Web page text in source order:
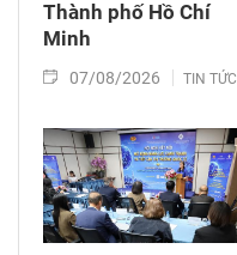
Thành phố Hồ Chí
Minh
07/08/2026 TIN TỨC